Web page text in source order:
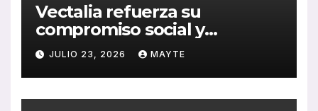
Vectalia refuerza su
compromiso social y
medioambiental con la
publicación de su Memoria
de RSC 2025
JULIO 23, 2026 MAYTE